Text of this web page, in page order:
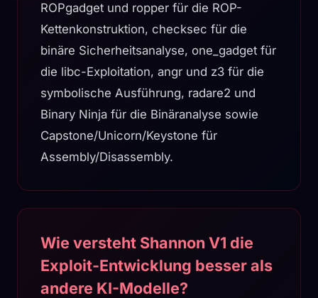
ROPgadget und ropper für die ROP-
Kettenkonstruktion, checksec für die
binäre Sicherheitsanalyse, one_gadget für
die libc-Exploitation, angr und z3 für die
symbolische Ausführung, radare2 und
Binary Ninja für die Binäranalyse sowie
Capstone/Unicorn/Keystone für
Assembly/Disassembly.
Wie versteht Shannon V1 die
Exploit-Entwicklung besser als
andere KI-Modelle?